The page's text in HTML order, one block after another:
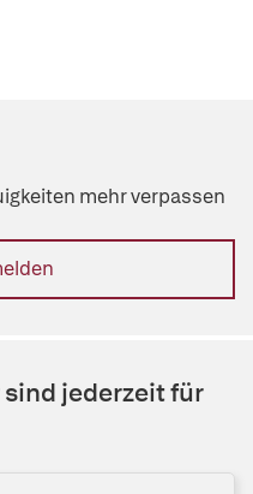
mehr verpassen
sind jederzeit für